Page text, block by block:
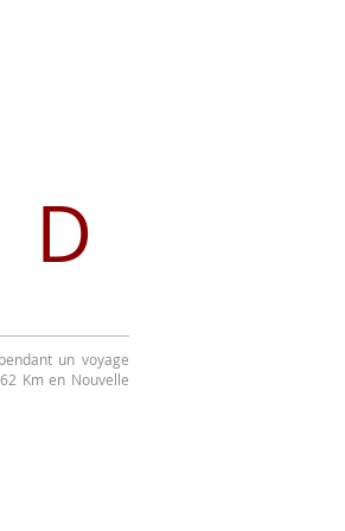
un voyage
Km en Nouvelle